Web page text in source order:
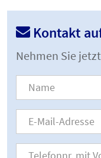
Kontakt
Nehmen Sie